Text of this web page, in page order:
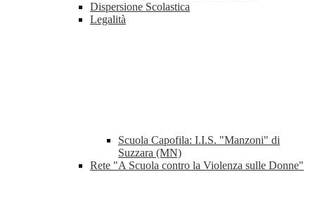
Dispersione Scolastica
Legalità
Scuola Capofila: I.I.S. "Manzoni" di
Suzzara (MN)
Rete "A Scuola contro la Violenza sulle Donne"